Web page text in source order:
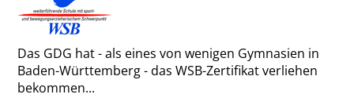
Das GDG hat - als eines von wenigen Gymnasien in
Baden-Württemberg - das WSB-Zertifikat verliehen
bekommen...